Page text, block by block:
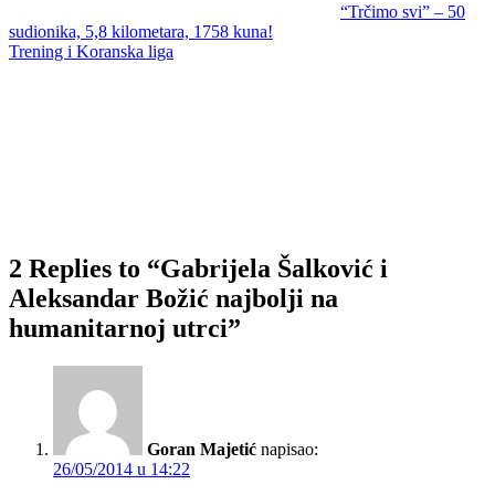
“Trčimo svi” – 50
sudionika, 5,8 kilometara, 1758 kuna!
Trening i Koranska liga
2 Replies to “Gabrijela Šalković i
Aleksandar Božić najbolji na
humanitarnoj utrci”
Goran Majetić napisao:
26/05/2014 u 14:22